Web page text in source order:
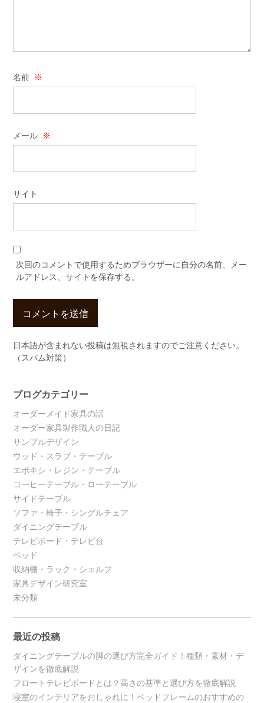
名前 ※
メール ※
サイト
次回のコメントで使用するためブラウザーに自分の名前、メー
ルアドレス、サイトを保存する。
日本語が含まれない投稿は無視されますのでご注意ください。
（スパム対策）
ブログカテゴリー
オーダーメイド家具の話
オーダー家具製作職人の日記
サンプルデザイン
ウッド・スラブ・テーブル
エポキシ・レジン・テーブル
コーヒーテーブル・ローテーブル
サイドテーブル
ソファ・椅子・シングルチェア
ダイニングテーブル
テレビボード・テレビ台
ベッド
収納棚・ラック・シェルフ
家具デザイン研究室
未分類
最近の投稿
ダイニングテーブルの脚の選び方完全ガイド！種類・素材・デ
ザインを徹底解説
フロートテレビボードとは？高さの基準と選び方を徹底解説
寝室のインテリアをおしゃれに！ベッドフレームのおすすめの